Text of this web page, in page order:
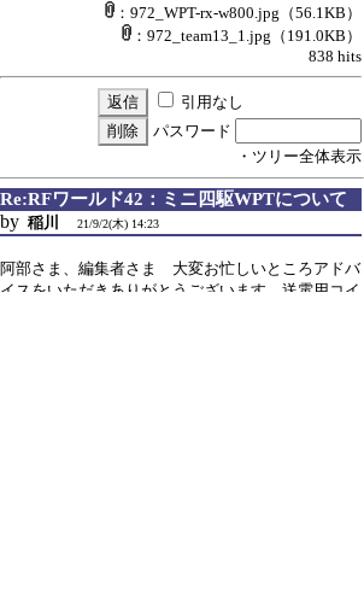
：972_WPT-rx-w800.jpg （56.1KB）
：972_team13_1.jpg （191.0KB）
838 hits
引用なし
パスワード
・ツリー全体表示
Re:RFワールド42：ミニ四駆WPTについて
by 稲川 21/9/2(木) 14:23
阿部さま、編集者さま 大変お忙しいところアドバ
イスをいただきありがとうございます。送電用コイ